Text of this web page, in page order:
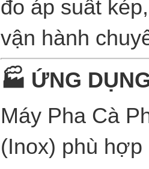
đo áp suất
vận hành
🏭 ỨNG
Máy Pha Cà
(Inox) phù hợp